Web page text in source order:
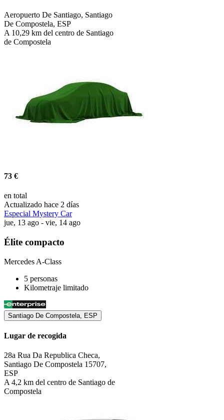
Aeropuerto De Santiago, Santiago
De Compostela, ESP
A 10,29 km del centro de Santiago
de Compostela
73 €
en total
Actualizado hace 2 días
Especial Mystery Car
jue, 13 ago - vie, 14 ago
Élite compacto
Mercedes A-Class
5 personas
Kilometraje limitado
Santiago De Compostela, ESP
Lugar de recogida
28a Rua Da Republica Checa,
Santiago De Compostela 15707,
ESP
A 4,2 km del centro de Santiago de
Compostela